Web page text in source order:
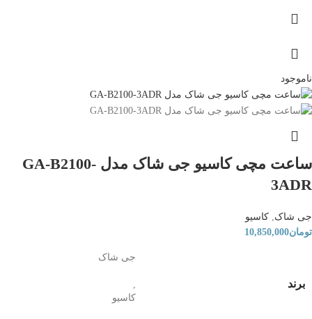
ناموجود
ساعت مچی کاسیو جی شاک مدل GA-B2100-
3ADR
جی شاک کاسیو
تومان10,850,000
برند
جی شاک
کاسیو